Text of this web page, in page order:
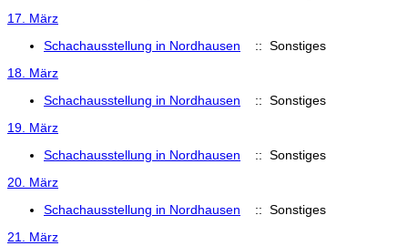
17. März
Schachausstellung in Nordhausen
:: Sonstiges
18. März
Schachausstellung in Nordhausen
:: Sonstiges
19. März
Schachausstellung in Nordhausen
:: Sonstiges
20. März
Schachausstellung in Nordhausen
:: Sonstiges
21. März